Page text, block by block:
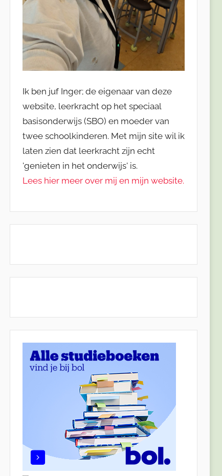
Ik ben juf Inger; de eigenaar van deze
website, leerkracht op het speciaal
basisonderwijs (SBO) en moeder van
twee schoolkinderen. Met mijn site wil ik
laten zien dat leerkracht zijn echt
'genieten in het onderwijs' is.
Lees hier meer over mij en mijn website.